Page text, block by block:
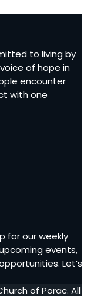
to living by
of hope in
encounter
with one
for our weekly
events,
Let’s
of Porac. All